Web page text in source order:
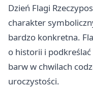
Dzień Flagi
charakter
bardzo konkretna.
o historii i
barw w chwilach
uroczystości.